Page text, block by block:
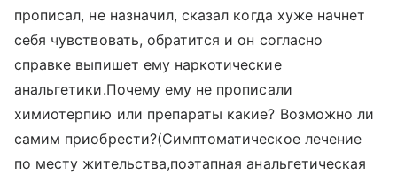
прописал, не назначил, сказал когда хуже начнет
себя чувствовать, обратится и он согласно
справке выпишет ему наркотические
анальгетики.Почему ему не прописали
химиотерпию или препараты какие? Возможно ли
самим приобрести?(Симптоматическое лечение
по месту жительства,поэтапная анальгетическая